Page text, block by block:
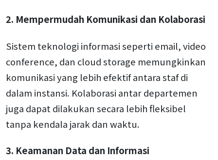
2. Mempermudah Komunikasi dan Kolaborasi
Sistem teknologi informasi seperti email, video
conference, dan cloud storage memungkinkan
komunikasi yang lebih efektif antara staf di
dalam instansi. Kolaborasi antar departemen
juga dapat dilakukan secara lebih fleksibel
tanpa kendala jarak dan waktu.
3. Keamanan Data dan Informasi